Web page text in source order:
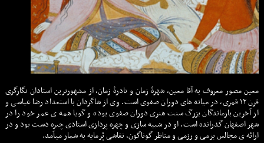
معین مصور معروف به آقا معین، شهرهٔ زمان و نادرهٔ زمان، از مشهورترین استادان نگارگری
قرن ۱۲ قمری، در میانه های دوران صفوی است. وی از شاگردان با استعداد رضا عباسی و
از آخرین بازماندگان بزرگ سنت هنری دوران صفوی بوده و گویا همه ی عمر خود را در
شهر اصفهان گذرانده است. او در شبیه سازی و چهره پردازی استادی چیره دست بود و در
ارائه ی مجالس بزمی و رزمی و مناظر گوناگون، نقاشی پُرمایه به شمار میآمد.